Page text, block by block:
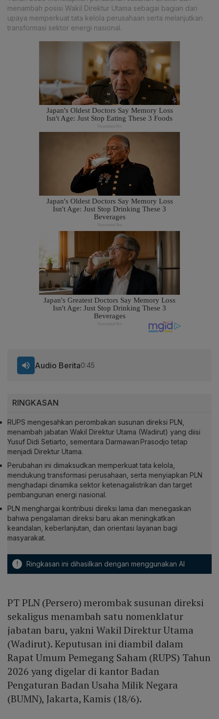
menambah posisi Wakil Direktur Utama sebagai bagian dari
upaya memperkuat tata kelola perusahaan serta melanjutkan
transformasi sektor energi nasional.
RINGKASAN
RUPS mengesahkan perombakan susunan direksi PLN,
menambah jabatan Wakil Direktur Utama (Wadirut) yang diisi
Yusuf Didi Setiarto, sementara Darmawan Prasodjo tetap
menjadi Direktur Utama.
Perubahan ini dimaksudkan memperkuat tata kelola,
mendukung transformasi perusahaan, serta menyiapkan PLN
menghadapi dinamika sektor ketenagalistrikan dan target
pembangunan energi nasional.
PLN menghargai kontribusi direksi lama dan menegaskan
bahwa pengalaman direksi baru akan meningkatkan
keandalan, keberlanjutan, dan orientasi layanan bagi
masyarakat.
! Ringkasan ini dihasilkan dengan menggunakan AI
Audio Berita0:45
PT PLN (Persero) merombak susunan direksi
sekaligus menambah satu nomenklatur
jabatan baru, yakni Wakil Direktur Utama
(Wadirut). Keputusan ini diambil dalam
Rapat Umum Pemegang Saham (RUPS) Tahun
2026 yang digelar di kantor Badan
Pengaturan Badan Usaha Milik Negara
(BUMN), Jakarta, Kamis (18/6).